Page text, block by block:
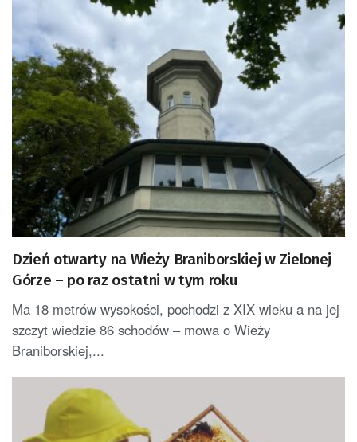
Dzień otwarty na Wieży Braniborskiej w Zielonej
Górze – po raz ostatni w tym roku
Ma 18 metrów wysokości, pochodzi z XIX wieku a na jej
szczyt wiedzie 86 schodów – mowa o Wieży
Braniborskiej,...